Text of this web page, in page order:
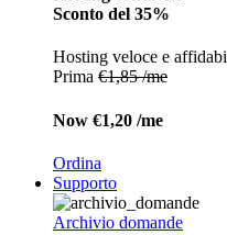
Sconto del 35%
Hosting veloce e
Prima €1,85 /me
Now €1,20 /me
Ordina
Supporto
Archivio domande